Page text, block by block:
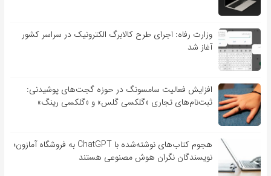
وزارت رفاه: اجرای طرح کالابرگ الکترونیک در سراسر کشور
آغاز شد
افزایش فعالیت سامسونگ در حوزه گجت‌های پوشیدنی:
ثبت‌نام‌های تجاری «گلکسی گلس» و «گلکسی رینگ»
هجوم کتاب‌های نوشته‌شده با ChatGPT به فروشگاه آمازون؛
نویسندگان نگران هوش مصنوعی هستند